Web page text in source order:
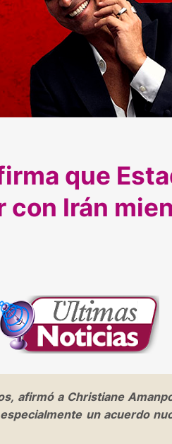
que
con Irán
afirmó a Christiane
un acuerdo